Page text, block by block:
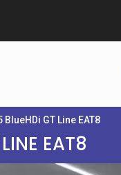
BlueHDi GT Line EAT8
EAT8